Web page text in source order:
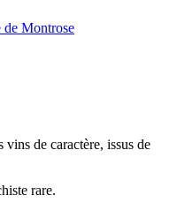
de caractère, issus de
rare.